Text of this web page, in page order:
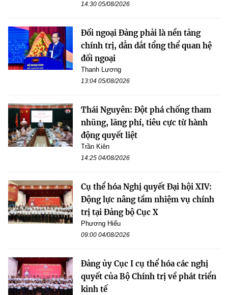
14:30 05/08/2026
Đối ngoại Đảng phải là nền tảng
chính trị, dẫn dắt tổng thể quan hệ
đối ngoại
Thanh Lương
13:04 05/08/2026
Thái Nguyên: Đột phá chống tham
nhũng, lãng phí, tiêu cực từ hành
động quyết liệt
Trần Kiên
14:25 04/08/2026
Cụ thể hóa Nghị quyết Đại hội XIV:
Động lực nâng tầm nhiệm vụ chính
trị tại Đảng bộ Cục X
Phương Hiếu
09:00 04/08/2026
Đảng ủy Cục I cụ thể hóa các nghị
quyết của Bộ Chính trị về phát triển
kinh tế